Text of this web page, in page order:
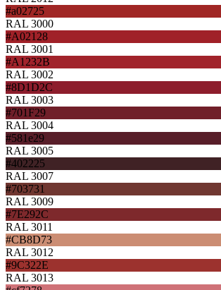
#a02725
RAL 3000
#A02128
RAL 3001
#A1232B
RAL 3002
#8D1D2C
RAL 3003
#701F29
RAL 3004
#581e29
RAL 3005
#402225
RAL 3007
#703731
RAL 3009
#7E292C
RAL 3011
#CB8D73
RAL 3012
#9C322E
RAL 3013